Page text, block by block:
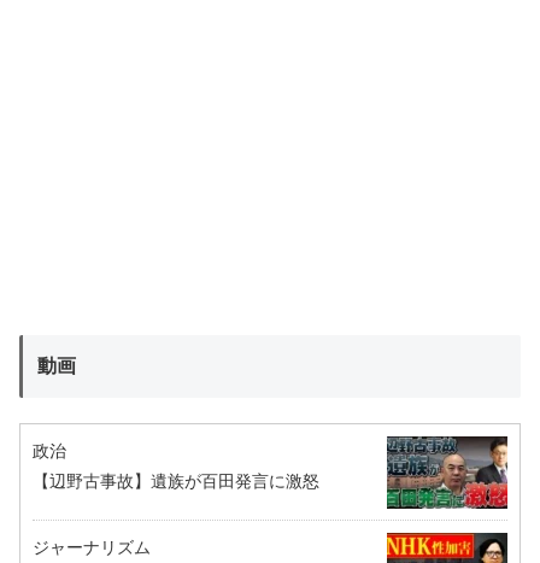
動画
政治
【辺野古事故】遺族が百田発言に激怒
ジャーナリズム